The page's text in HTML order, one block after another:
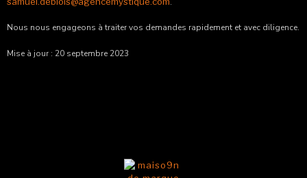
Nous nous engageons à traiter vos demandes rapidement et avec diligence.
Mise à jour : 20 septembre 2023